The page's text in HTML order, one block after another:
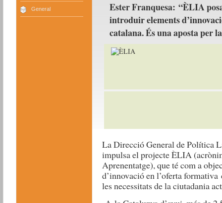
General
Ester Franquesa: “ÈLIA
introduir elements
catalana. És una aposta per
La Direcció General de Política
impulsa el projecte ÈLIA
Aprenentatge), que té com a
d’innovació en l’oferta
les necessitats de la ciutadania